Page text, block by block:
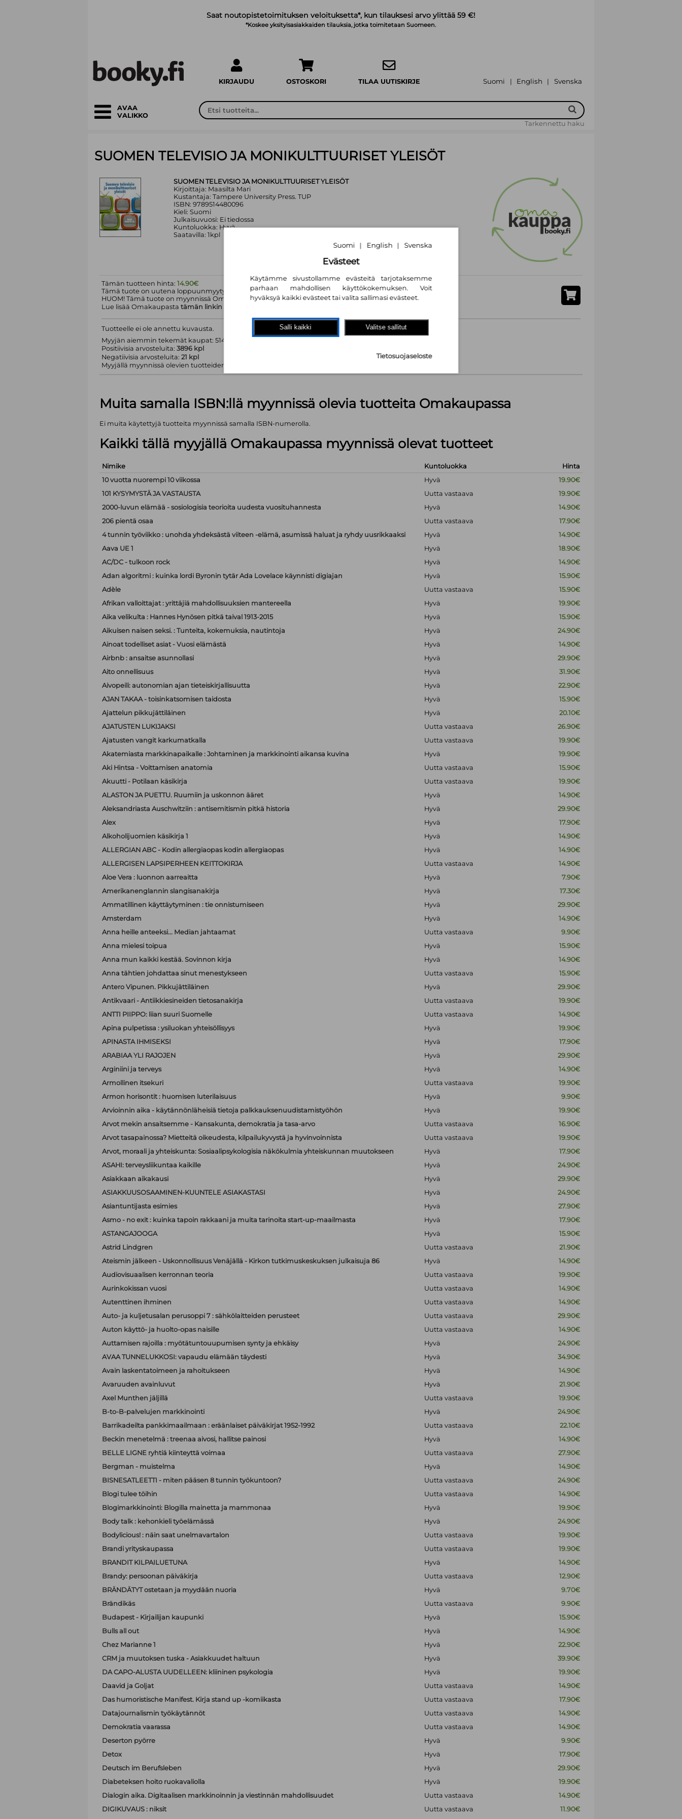
Saat noutopistetoimituksen veloituksetta*, kun tilauksesi arvo ylittää 59 €!
*Koskee yksityisasiakkaiden tilauksia, jotka toimitetaan Suomeen.
KIRJAUDU OSTOSKORI TILAA UUTISKIRJE Suomi | English | Svenska
AVAA
VALIKKO
Tarkennettu haku
SUOMEN TELEVISIO JA MONIKULTTUURISET YLEISÖT
SUOMEN TELEVISIO JA MONIKULTTUURISET YLEISÖT
Kirjoittaja: Maasilta Mari
Kustantaja: Tampere University Press. TUP
ISBN: 9789514480096
Kieli: Suomi
Julkaisuvuosi: Ei tiedossa
Kuntoluokka: Hyvä
Saatavilla: 1kpl
Tämän tuotteen hinta: 14.90€
Tämä tuote on uutena loppuunmyyty.
HUOM! Tämä tuote on myynnissä Omakaupassa
Lue lisää Omakaupasta tämän linkin
Tuotteelle ei ole annettu kuvausta.
Myyjän aiemmin tekemät kaupat: 5143 kpl
Positiivisia arvosteluita: 3896 kpl
Negatiivisia arvosteluita: 21 kpl
Myyjällä myynnissä olevien tuotteiden määrä (kts. alla): 1499 kpl
Muita samalla ISBN:llä myynnissä olevia tuotteita Omakaupassa
Ei muita käytettyjä tuotteita myynnissä samalla ISBN-numerolla.
Kaikki tällä myyjällä Omakaupassa myynnissä olevat tuotteet
Nimike Kuntoluokka
Hinta
10 vuotta nuorempi 10 viikossa
Hyvä
19.90€
101 KYSYMYSTÄ JA VASTAUSTA
Uutta vastaava
19.90€
2000-luvun elämää - sosiologisia teorioita uudesta vuosituhannesta
Hyvä
14.90€
206 pientä osaa
Uutta vastaava
17.90€
4 tunnin työviikko : unohda yhdeksästä viiteen -elämä, asumissä haluat ja ryhdy uusrikkaaksi
Hyvä
14.90€
Aava UE 1
Hyvä
18.90€
AC/DC - tulkoon rock
Hyvä
14.90€
Adan algoritmi : kuinka lordi Byronin tytär Ada Lovelace käynnisti digiajan
Hyvä
15.90€
Adèle
Uutta vastaava
15.90€
Afrikan valloittajat : yrittäjiä mahdollisuuksien mantereella
Hyvä
19.90€
Aika velikulta : Hannes Hynösen pitkä taival 1913-2015
Hyvä
15.90€
Aikuisen naisen seksi. : Tunteita, kokemuksia, nautintoja
Hyvä
24.90€
Ainoat todelliset asiat - Vuosi elämästä
Hyvä
14.90€
Airbnb : ansaitse asunnollasi
Hyvä
29.90€
Aito onnellisuus
Hyvä
31.90€
Aivopeili: autonomian ajan tieteiskirjallisuutta
Hyvä
22.90€
AJAN TAKAA - toisinkatsomisen taidosta
Hyvä
15.90€
Ajattelun pikkujättiläinen
Hyvä
20.10€
AJATUSTEN LUKIJAKSI
Uutta vastaava
26.90€
Ajatusten vangit karkumatkalla
Uutta vastaava
19.90€
Akatemiasta markkinapaikalle : Johtaminen ja markkinointi aikansa kuvina
Hyvä
19.90€
Aki Hintsa - Voittamisen anatomia
Uutta vastaava
15.90€
Akuutti - Potilaan käsikirja
Uutta vastaava
19.90€
ALASTON JA PUETTU. Ruumiin ja uskonnon ääret
Hyvä
14.90€
Aleksandriasta Auschwitziin : antisemitismin pitkä historia
Hyvä
29.90€
Alex
Hyvä
17.90€
Alkoholijuomien käsikirja 1
Hyvä
14.90€
ALLERGIAN ABC - Kodin allergiaopas kodin allergiaopas
Hyvä
14.90€
ALLERGISEN LAPSIPERHEEN KEITTOKIRJA
Uutta vastaava
14.90€
Aloe Vera : luonnon aarreaitta
Hyvä
7.90€
Amerikanenglannin slangisanakirja
Hyvä
17.30€
Ammatillinen käyttäytyminen : tie onnistumiseen
Hyvä
29.90€
Amsterdam
Hyvä
14.90€
Anna heille anteeksi... Median jahtaamat
Uutta vastaava
9.90€
Anna mielesi toipua
Hyvä
15.90€
Anna mun kaikki kestää. Sovinnon kirja
Hyvä
14.90€
Anna tähtien johdattaa sinut menestykseen
Uutta vastaava
15.90€
Antero Vipunen. Pikkujättiläinen
Hyvä
29.90€
Antikvaari - Antiikkiesineiden tietosanakirja
Uutta vastaava
19.90€
ANTTI PIIPPO: liian suuri Suomelle
Uutta vastaava
14.90€
Apina pulpetissa : ysiluokan yhteisöllisyys
Hyvä
19.90€
APINASTA IHMISEKSI
Hyvä
17.90€
ARABIAA YLI RAJOJEN
Hyvä
29.90€
Arginiini ja terveys
Hyvä
14.90€
Armollinen itsekuri
Uutta vastaava
19.90€
Armon horisontit : huomisen luterilaisuus
Hyvä
9.90€
Arvioinnin aika - käytännönläheisiä tietoja palkkauksenuudistamistyöhön
Hyvä
19.90€
Arvot mekin ansaitsemme - Kansakunta, demokratia ja tasa-arvo
Uutta vastaava
16.90€
Arvot tasapainossa? Mietteitä oikeudesta, kilpailukyvystä ja hyvinvoinnista
Uutta vastaava
19.90€
Arvot, moraali ja yhteiskunta: Sosiaalipsykologisia näkökulmia yhteiskunnan muutokseen
Hyvä
17.90€
ASAHI: terveysliikuntaa kaikille
Hyvä
24.90€
Asiakkaan aikakausi
Hyvä
29.90€
ASIAKKUUSOSAAMINEN-KUUNTELE ASIAKASTASI
Hyvä
24.90€
Asiantuntijasta esimies
Hyvä
27.90€
Asmo - no exit : kuinka tapoin rakkaani ja muita tarinoita start-up-maailmasta
Hyvä
17.90€
ASTANGAJOOGA
Hyvä
15.90€
Astrid Lindgren
Uutta vastaava
21.90€
Ateismin jälkeen - Uskonnollisuus Venäjällä - Kirkon tutkimuskeskuksen julkaisuja 86
Hyvä
14.90€
Audiovisuaalisen kerronnan teoria
Uutta vastaava
19.90€
Aurinkokissan vuosi
Uutta vastaava
14.90€
Autenttinen ihminen
Uutta vastaava
14.90€
Auto- ja kuljetusalan perusoppi 7 : sähkölaitteiden perusteet
Uutta vastaava
29.90€
Auton käyttö- ja huolto-opas naisille
Uutta vastaava
14.90€
Auttamisen rajoilla : myötätuntouupumisen synty ja ehkäisy
Hyvä
24.90€
AVAA TUNNELUKKOSI: vapaudu elämään täydesti
Hyvä
34.90€
Avain laskentatoimeen ja rahoitukseen
Hyvä
14.90€
Avaruuden avainluvut
Hyvä
21.90€
Axel Munthen jäljillä
Uutta vastaava
19.90€
B-to-B-palvelujen markkinointi
Hyvä
24.90€
Barrikadeilta pankkimaailmaan : eräänlaiset päiväkirjat 1952-1992
Uutta vastaava
22.10€
Beckin menetelmä : treenaa aivosi, hallitse painosi
Hyvä
14.90€
BELLE LIGNE ryhtiä kiinteyttä voimaa
Uutta vastaava
27.90€
Bergman - muistelma
Hyvä
14.90€
BISNESATLEETTI - miten pääsen 8 tunnin työkuntoon?
Uutta vastaava
24.90€
Blogi tulee töihin
Uutta vastaava
14.90€
Blogimarkkinointi: Blogilla mainetta ja mammonaa
Hyvä
19.90€
Body talk : kehonkieli työelämässä
Hyvä
24.90€
Bodylicious! : näin saat unelmavartalon
Uutta vastaava
19.90€
Brandi yrityskaupassa
Uutta vastaava
19.90€
BRANDIT KILPAILUETUNA
Hyvä
14.90€
Brandy: persoonan päiväkirja
Uutta vastaava
12.90€
BRÄNDÄTYT ostetaan ja myydään nuoria
Hyvä
9.70€
Brändikäs
Uutta vastaava
9.90€
Budapest - Kirjailijan kaupunki
Hyvä
15.90€
Bulls all out
Hyvä
14.90€
Chez Marianne 1
Hyvä
22.90€
CRM ja muutoksen tuska - Asiakkuudet haltuun
Hyvä
39.90€
DA CAPO-ALUSTA UUDELLEEN: kliininen psykologia
Hyvä
19.90€
Daavid ja Goljat
Uutta vastaava
14.90€
Das humoristische Manifest. Kirja stand up -komiikasta
Uutta vastaava
17.90€
Datajournalismin työkäytännöt
Uutta vastaava
14.90€
Demokratia vaarassa
Uutta vastaava
14.90€
Deserton pyörre
Hyvä
9.90€
Detox
Hyvä
17.90€
Deutsch im Berufsleben
Hyvä
29.90€
Diabeteksen hoito ruokavaliolla
Hyvä
19.90€
Dialogin aika. Digitaalisen markkinoinnin ja viestinnän mahdollisuudet
Uutta vastaava
14.90€
DIGIKUVAUS : niksit
Uutta vastaava
11.90€
Suomi | English | Svenska
Evästeet
Käytämme sivustollamme evästeitä tarjotaksemme
parhaan mahdollisen käyttökokemuksen. Voit
hyväksyä kaikki evästeet tai valita sallimasi evästeet.
Salli kaikki Valitse sallitut
Tietosuojaseloste